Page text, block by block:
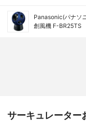
Panasonic(パナソ
創風機 F-BR25TS
サーキュレーター